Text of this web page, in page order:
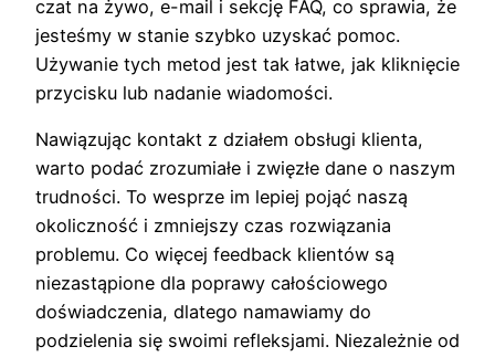
czat na żywo, e-mail i sekcję FAQ, co sprawia, że
jesteśmy w stanie szybko uzyskać pomoc.
Używanie tych metod jest tak łatwe, jak kliknięcie
przycisku lub nadanie wiadomości.
Nawiązując kontakt z działem obsługi klienta,
warto podać zrozumiałe i zwięzłe dane o naszym
trudności. To wesprze im lepiej pojąć naszą
okoliczność i zmniejszy czas rozwiązania
problemu. Co więcej feedback klientów są
niezastąpione dla poprawy całościowego
doświadczenia, dlatego namawiamy do
podzielenia się swoimi refleksjami. Niezależnie od